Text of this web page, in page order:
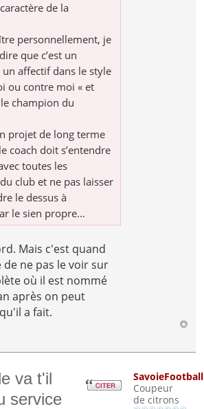
de la
personnellement, je
que c’est un
affectif dans le style
ou contre moi « et
le champion du
projet de long terme
coach doit s’entendre
toutes les
club et ne pas laisser
le dessus à
le sien propre...
Mais c'est quand
ne pas le voir sur
où il est nommé
après on peut
a fait.
va t'il
service
SavoieFootball
Coupeur
de citrons